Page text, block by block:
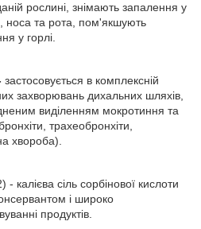
рослині, знімають запалення у
носа та рота, пом'якшують
у горлі.
застосовується в комплексній
захворювань дихальних шляхів,
виділенням мокротиння та
трахеобронхіти,
хвороба).
- калієва сіль сорбінової кислоти
і широко
продуктів.